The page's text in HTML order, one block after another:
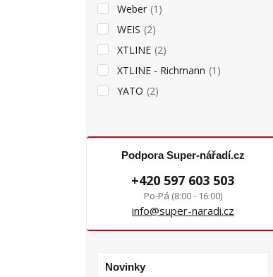
Weber (1)
WEIS (2)
XTLINE (2)
XTLINE - Richmann (1)
YATO (2)
Podpora Super-nářadí.cz
+420 597 603 503
Po-Pá (8:00 - 16:00)
info@super-naradi.cz
Novinky